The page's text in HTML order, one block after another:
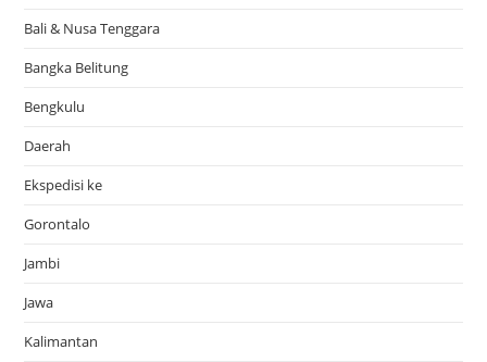
Bali & Nusa Tenggara
Bangka Belitung
Bengkulu
Daerah
Ekspedisi ke
Gorontalo
Jambi
Jawa
Kalimantan